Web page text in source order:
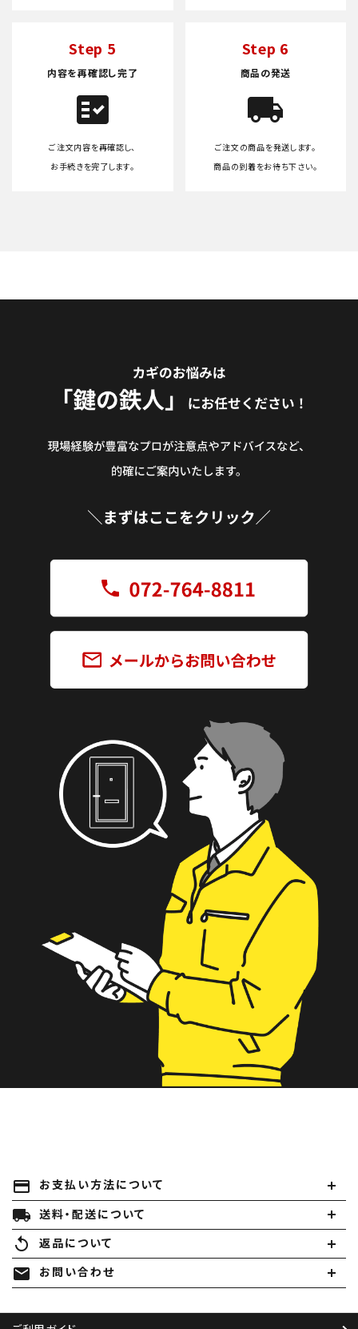
Step 5
内容を再確認し完了
fact_check
ご注文内容を再確認し、
お手続きを完了します。
Step 6
商品の発送
local_shipping
ご注文の商品を発送します。
商品の到着をお待ち下さい。
payment お支払い方法について
local_shipping 送料・配送について
replay 返品について
mail お問い合わせ